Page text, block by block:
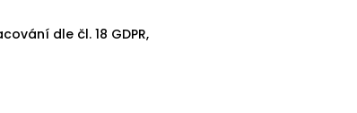
dle čl. 18 GDPR,